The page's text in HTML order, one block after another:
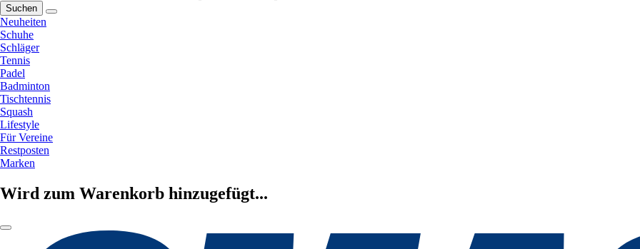
Suchen
Neuheiten
Schuhe
Schläger
Tennis
Padel
Badminton
Tischtennis
Squash
Lifestyle
Für Vereine
Restposten
Marken
Wird zum Warenkorb hinzugefügt...